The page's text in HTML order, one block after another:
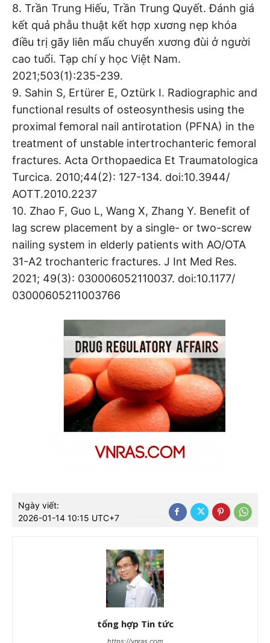
8. Trần Trung Hiếu, Trần Trung Quyết. Đánh giá
kết quả phẫu thuật kết hợp xương nẹp khóa
điều trị gãy liên mấu chuyển xương đùi ở người
cao tuổi. Tạp chí y học Việt Nam.
2021;503(1):235-239.
9. Sahin S, Ertürer E, Oztürk I. Radiographic and
functional results of osteosynthesis using the
proximal femoral nail antirotation (PFNA) in the
treatment of unstable intertrochanteric femoral
fractures. Acta Orthopaedica Et Traumatologica
Turcica. 2010;44(2): 127-134. doi:10.3944/
AOTT.2010.2237
10. Zhao F, Guo L, Wang X, Zhang Y. Benefit of
lag screw placement by a single- or two-screw
nailing system in elderly patients with AO/OTA
31-A2 trochanteric fractures. J Int Med Res.
2021; 49(3): 030006052110037. doi:10.1177/
03000605211003766
Ngày viết:
2026-01-14 10:15 UTC+7
tổng hợp Tin tức
https://vnras.com